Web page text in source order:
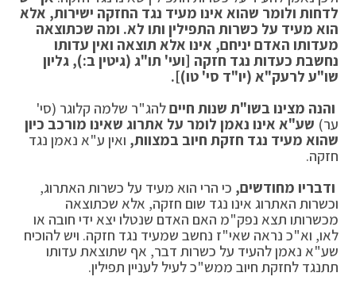
לדחות ולומר שהוא אינו מעיד נגד החזקה ישירות, אלא
הוא מעיד על כשרות התפילין ותו לא. ומה שכתוצאה
מעדותו האדם יניחם, אינו אלא תוצאה ואין עדותו
נחשבת כעדות נגד חזקה [ועי' תו"ג (גיטין ב:), גליון
שו"ע לרעק"א (יו"ד סי' טו)].
והנה מצינו בשו"ת שנות חייםלהג"ר שלמה קלוגר (סי'
ער) שע"א אינו נאמן לומר על אתרוג שאינו מורכב כיון
שהוא מעיד נגד חזקת חיוב במצוות, ואין ע"א נאמן נגד
חזקה.
ודבריו מחודשים, כי הרי הוא מעיד על כשרות האתרוג,
וכשרות האתרוג אינו נגד שום חזקה, אלא שכתוצאה
מכשרותו תצא נפק"מ האם האדם שנטלו יצא ידי חובה או
לאו, וא"כ נראה שאי"ז נחשב שמעיד נגד חזקה. ויש להוכיח
שע"א נאמן להעיד על כשרות דבר, אף שתוצאת עדותו
תתנגד לחזקת חיוב ממש"כ לעיל לעניין תפילין.